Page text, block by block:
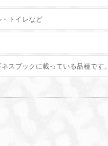
トイレなど
スブックに載っている品種です。